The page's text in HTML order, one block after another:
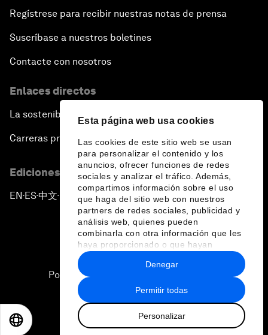
Esta página web usa cookies
Las cookies de este sitio web se usan
para personalizar el contenido y los
anuncios, ofrecer funciones de redes
sociales y analizar el tráfico. Además,
compartimos información sobre el uso
que haga del sitio web con nuestros
partners de redes sociales, publicidad y
análisis web, quienes pueden
combinarla con otra información que les
haya proporcionado o que hayan
recopilado a partir del uso que haya
hecho de sus servicios.
Permitir todas
Personalizar
Denegar
Regístrese para recibir nuestras notas de prensa
Suscríbase a nuestros boletines
Contacte con nosotros
Enlaces directos
La sostenibilidad en el Foro
Carreras profesionales
Ediciones en otros idiomas
EN ▪ES▪中文▪ 日本語
Política de privacidad y normas de uso
Sitemap
2026 Foro Económico Mundial